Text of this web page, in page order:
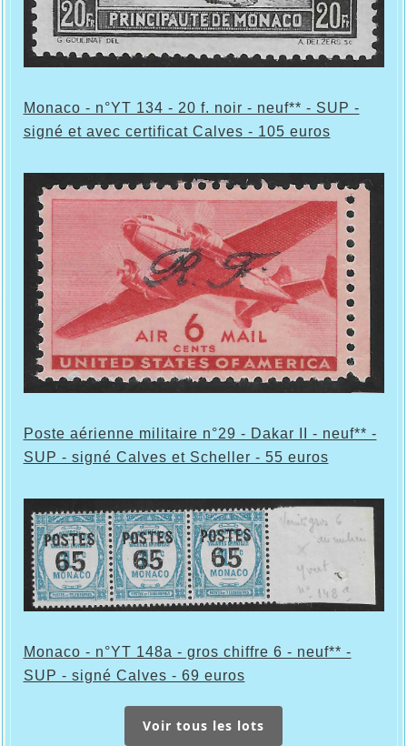
Monaco - n°YT 134 - 20 f. noir - neuf** - SUP -
signé et avec certificat Calves - 105 euros
Poste aérienne militaire n°29 - Dakar II - neuf** -
SUP - signé Calves et Scheller - 55 euros
Monaco - n°YT 148a - gros chiffre 6 - neuf** -
SUP - signé Calves - 69 euros
Voir tous les lots